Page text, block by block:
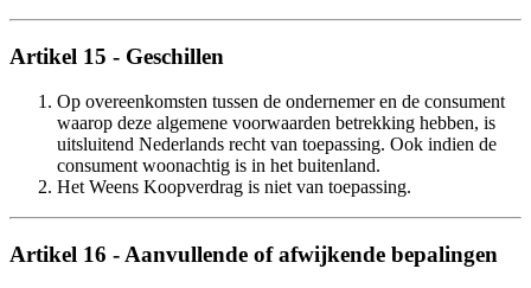
Artikel 15 - Geschillen
Op overeenkomsten tussen de ondernemer en de consument
waarop deze algemene voorwaarden betrekking hebben, is
uitsluitend Nederlands recht van toepassing. Ook indien de
consument woonachtig is in het buitenland.
Het Weens Koopverdrag is niet van toepassing.
Artikel 16 - Aanvullende of afwijkende bepalingen